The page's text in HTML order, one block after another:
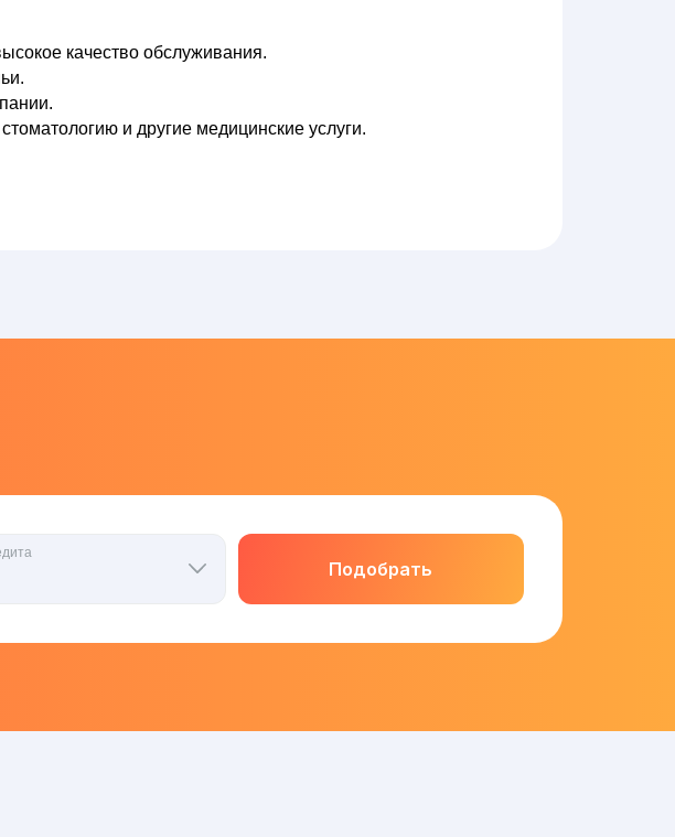
качество обслуживания.
и другие медицинские услуги.
Подобрать